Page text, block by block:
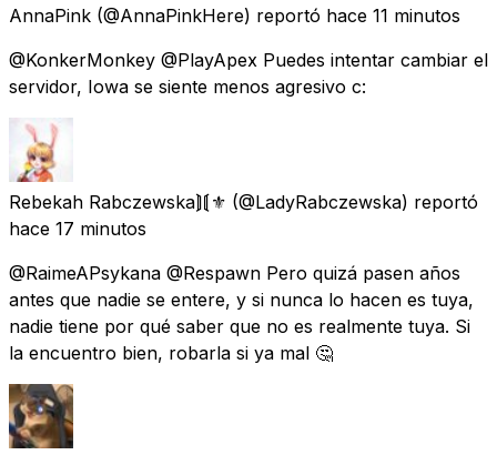
AnnaPink (@AnnaPinkHere) reportó hace 11 minutos
@KonkerMonkey @PlayApex Puedes intentar cambiar el
servidor, Iowa se siente menos agresivo c:
Rebekah Rabczewska⟭⟬⚜️ (@LadyRabczewska) reportó
hace 17 minutos
@RaimeAPsykana @Respawn Pero quizá pasen años
antes que nadie se entere, y si nunca lo hacen es tuya,
nadie tiene por qué saber que no es realmente tuya. Si
la encuentro bien, robarla si ya mal 🤔